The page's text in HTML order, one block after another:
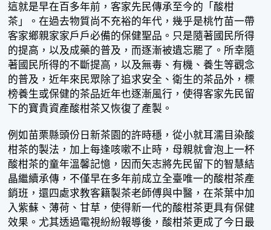
這就是早在百多年前，客家先民傳承至今的「酸柑
茶」。在過去物質尚不充裕的年代，幾乎是桃竹苗一帶
客家鄉親家家戶戶必備的保健聖品。只是隨著國民所得
的提高，以及成藥的普及，而逐漸被遺忘罷了。所幸隨
著國民所得的不斷提高，以及無毒、有機、養生等觀念
的普及，近年來民眾除了追求安全、衛生的茶品外，標
榜養生或保健的茶品近年也逐漸風行，使得客家先民留
下的寶貴資產酸柑茶又恢復了產製。
例如苗栗縣頭份日新茶園的許時穩，從小就耳濡目染酸
柑茶的製法，加上每逢咳嗽不止時，母親就會泡上一杯
酸柑茶的童年溫馨記憶，因而矢志將先民留下的智慧結
晶繼續承傳，不僅早在多年前成立全臺唯一的酸柑茶產
銷班，還四處求教客籍製茶老師傅與中醫，在茶葉中加
入紫蘇、薄荷、甘草，使得新一代的酸柑茶更具有保健
效果。尤其透過電視紛紛報導後，酸柑茶更成了今日最